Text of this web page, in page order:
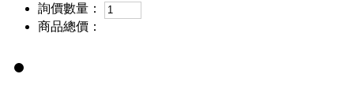
詢價數量：
商品總價：